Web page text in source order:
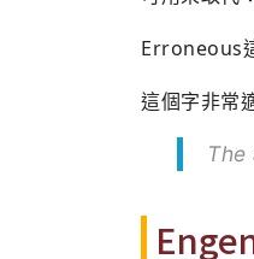
Erroneous
這個字非常
The